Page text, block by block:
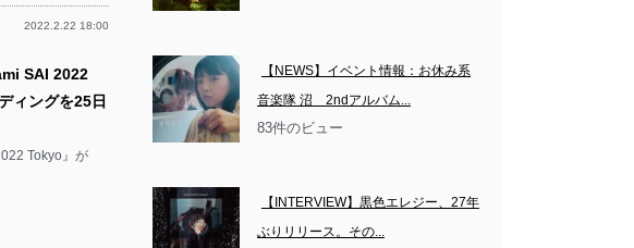
2022.2.22 18:00
SAI 2022
ィングを25日
Tokyo』が
【NEWS】イベント情報：お休み系
音楽隊 沼　2ndアルバム...
83件のビュー
【INTERVIEW】黒色エレジー、27年
ぶりリリース。その...